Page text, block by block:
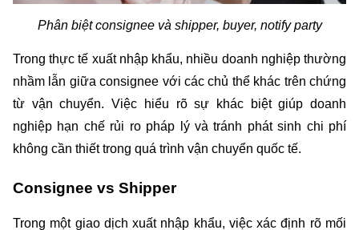
Phân biệt consignee và shipper, buyer, notify party
Trong thực tế xuất nhập khẩu, nhiều doanh nghiệp thường
nhầm lẫn giữa consignee với các chủ thể khác trên chứng
từ vận chuyển. Việc hiểu rõ sự khác biệt giúp doanh
nghiệp hạn chế rủi ro pháp lý và tránh phát sinh chi phí
không cần thiết trong quá trình vận chuyển quốc tế.
Consignee vs Shipper
Trong một giao dịch xuất nhập khẩu, việc xác định rõ mối